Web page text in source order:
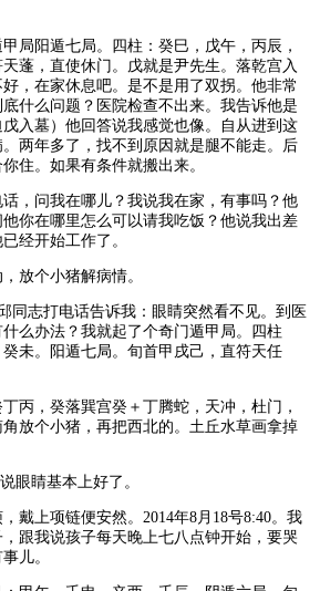
局阳遁七局。四柱：癸巳，戊午，丙辰，
蓬，直使休门。戊就是尹先生。落乾宫入
，在家休息吧。是不是用了双拐。他非常
什么问题？医院检查不出来。我告诉他是
入墓）他回答说我感觉也像。自从进到这
两年多了，找不到原因就是腿不能走。后
住。如果有条件就搬出来。
，问我在哪儿？我说我在家，有事吗？他
你在哪里怎么可以请我吃饭？他说我出差
经开始工作了。
放个小猪解病情。
同志打电话告诉我：眼睛突然看不见。到医
么办法？我就起了个奇门遁甲局。四柱
未。阳遁七局。旬首甲戌己，直符天任
丙，癸落巽宫癸＋丁腾蛇，天冲，杜门，
放个小猪，再把西北的。土丘水草画拿掉
眼睛基本上好了。
戴上项链便安然。2014年8月18号8:40。我
跟我说孩子每天晚上七八点钟开始，要哭
儿。